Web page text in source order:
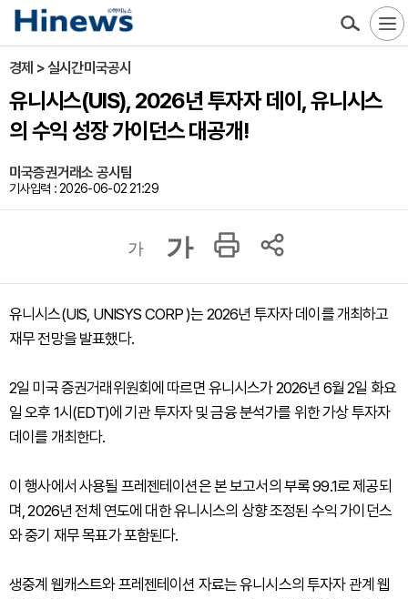
경제 > 실시간미국공시
유니시스(UIS), 2026년 투자자 데이, 유니시스
의 수익 성장 가이던스 대공개!
미국증권거래소 공시팀
기사입력 : 2026-06-02 21:29
가 가
유니시스(UIS, UNISYS CORP )는 2026년 투자자 데이를 개최하고
재무 전망을 발표했다.
2일 미국 증권거래위원회에 따르면 유니시스가 2026년 6월 2일 화요
일 오후 1시(EDT)에 기관 투자자 및 금융 분석가를 위한 가상 투자자
데이를 개최한다.
이 행사에서 사용될 프레젠테이션은 본 보고서의 부록 99.1로 제공되
며, 2026년 전체 연도에 대한 유니시스의 상향 조정된 수익 가이던스
와 중기 재무 목표가 포함된다.
생중계 웹캐스트와 프레젠테이션 자료는 유니시스의 투자자 관계 웹